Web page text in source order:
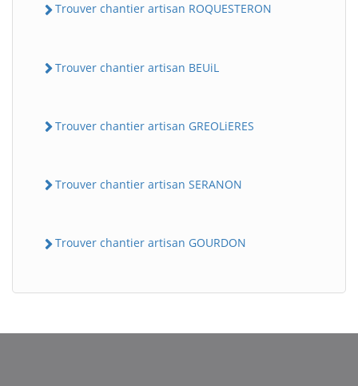
Trouver chantier artisan ROQUESTERON
Trouver chantier artisan BEUiL
Trouver chantier artisan GREOLiERES
Trouver chantier artisan SERANON
Trouver chantier artisan GOURDON
BatiWebPro